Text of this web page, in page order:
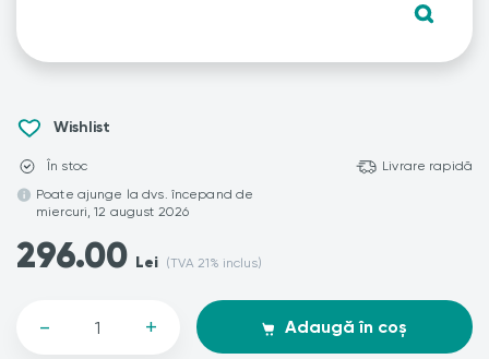
Wishlist
În stoc
Livrare rapidă
Poate ajunge la dvs. începand de
miercuri, 12 august 2026
296.00 Lei (TVA 21% inclus)
- + Adaugă în coș